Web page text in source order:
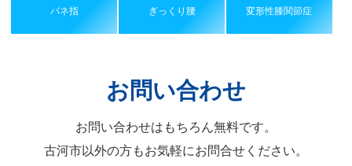
バネ指 ぎっくり腰 変形性膝関節症
お問い合わせ
お問い合わせはもちろん無料です。
古河市以外の方もお気軽にお問合せください。